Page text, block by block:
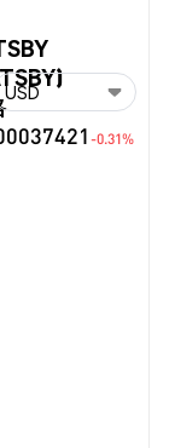
-0.31%
USD